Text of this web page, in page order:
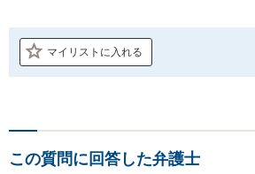
マイリストに入れる
この質問に回答した弁護士